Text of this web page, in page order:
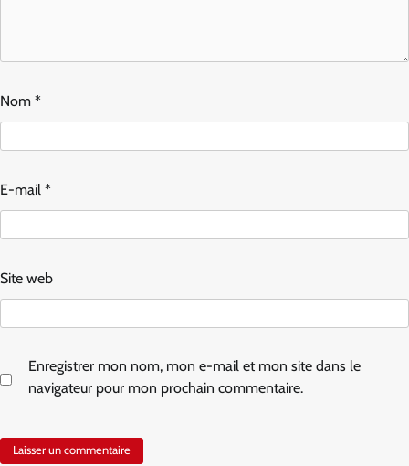
Nom *
E-mail *
Site web
Enregistrer mon nom, mon e-mail et mon site dans le
navigateur pour mon prochain commentaire.